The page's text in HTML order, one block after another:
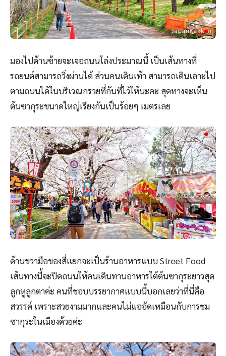
มองไปด้านซ้ายจะเจอถนนโล่งประมาณนี้ เป็นเส้นทางที่
รถยนต์สามารถวิ่งผ่านได้ ส่วนคนเดินเท้า สามารถเดินเลาะไป
ตามถนนได้ในบริเวณกรวยที่กันที่ไว้ให้นะคะ สุดทางจะเห็น
ต้นซากุระขนาดใหญ่เรียงกันเป็นร้อยๆ เมตรเลย
ด้านขวามือของสี่แยกจะเป็นร้านอาหารแบบ Street Food
เส้นทางนี้จะปิดถนนให้คนเดินทานอาหารใต้ต้นซากุระยาวสุด
ลูกหูลูกตาค่ะ คนที่ชอบบรรยากาศแบบนี้บอกเลยว่าที่นี่คือ
สวรรค์ เพราะสวยงามมากและคนไม่แออัดเหมือนกับการชม
ซากุระในเมืองด้วยค่ะ